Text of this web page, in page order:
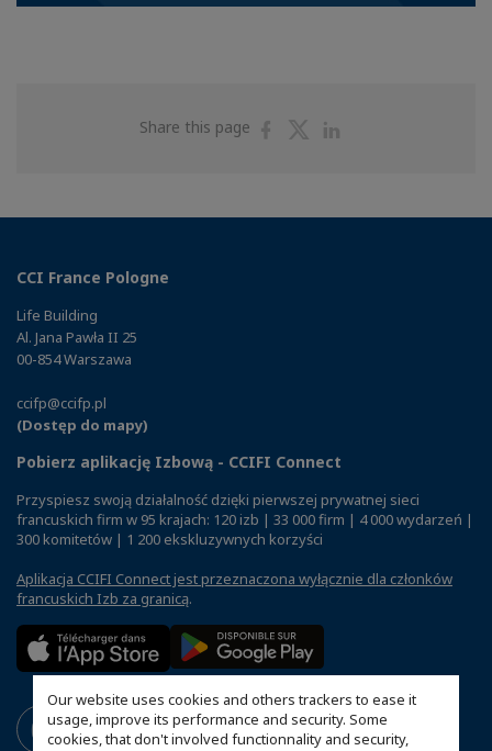
Our website uses cookies and others trackers to ease it
usage, improve its performance and security. Some
cookies, that don't involved functionnality and security,
Share this page
ShareShare
CCI France Pologne
Life Building
Al. Jana Pawła II 25
00-854 Warszawa
ccifp@ccifp.pl
(Dostęp do mapy)
Pobierz aplikację Izbową - CCIFI Connect
Przyspiesz swoją działalność dzięki pierwszej prywatnej sieci
francuskich firm w 95 krajach: 120 izb | 33 000 firm | 4 000 wydarzeń |
300 komitetów | 1 200 ekskluzywnych korzyści
Aplikacja CCIFI Connect jest przeznaczona wyłącznie dla członków
francuskich Izb za granicą.